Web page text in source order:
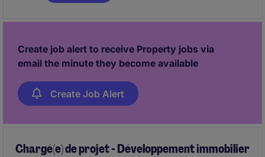
Create job alert to receive Property jobs via
email the minute they become available
Create Job Alert
Chargé(e) de projet - Développement immobilier